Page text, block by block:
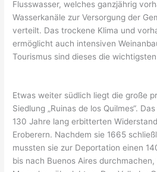
Flusswasser, welches ganzjährig
Wasserkanäle zur Versorgung der
verteilt. Das trockene Klima und
ermöglicht auch intensiven
Tourismus sind dieses die
Etwas weiter südlich liegt die große
Siedlung „Ruinas de los Quilmes“.
130 Jahre lang erbitterten
Eroberern. Nachdem sie 1665
mussten sie zur Deportation einen
bis nach Buenos Aires